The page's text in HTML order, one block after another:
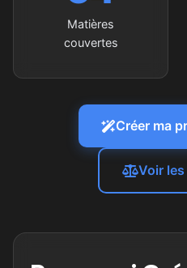
Matières
couvertes
Créer ma
Voir